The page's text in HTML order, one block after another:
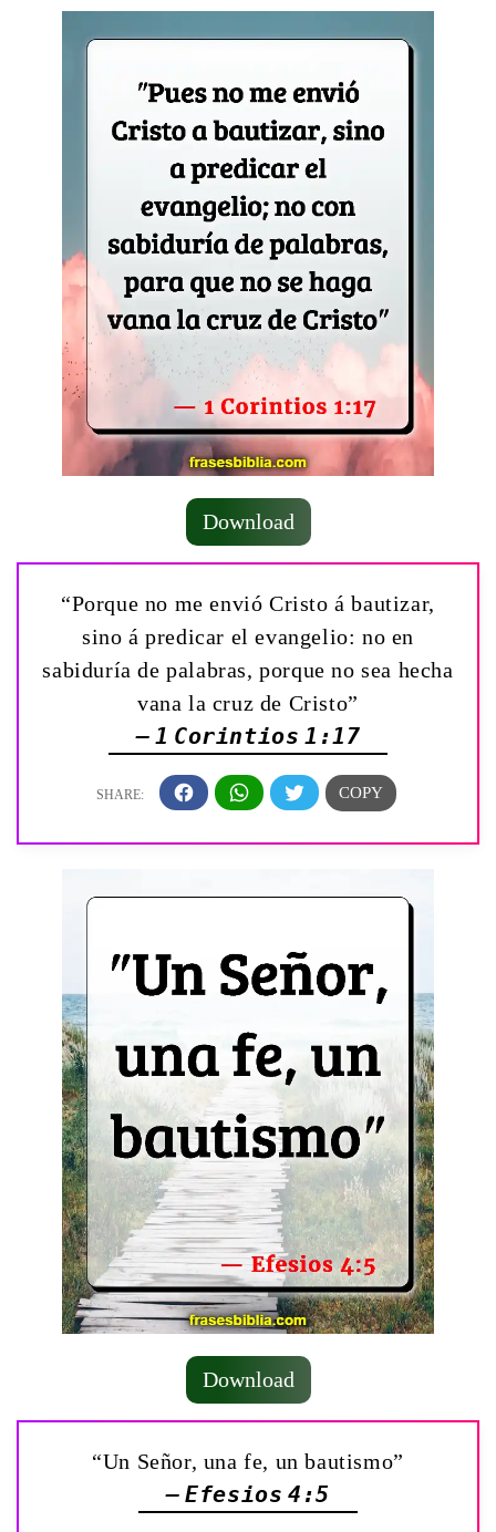
Download
“Porque no me envió Cristo á bautizar,
sino á predicar el evangelio: no en
sabiduría de palabras, porque no sea hecha
vana la cruz de Cristo”
— 1 Corintios 1:17
Download
“Un Señor, una fe, un bautismo”
— Efesios 4:5